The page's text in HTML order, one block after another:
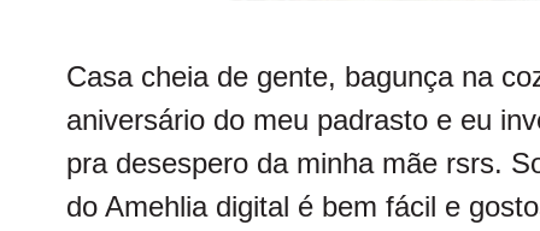
Casa cheia de gente, bagunça na
aniversário do meu padrasto e eu
pra desespero da minha mãe rsrs.
do Amehlia digital é bem fácil e